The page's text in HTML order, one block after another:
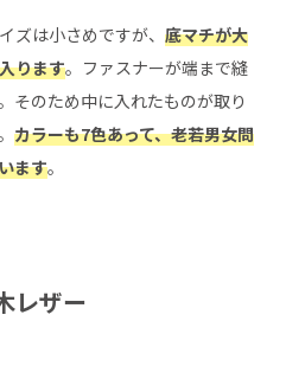
ズは小さめですが、 底マチが大
ります。ファスナーが端まで縫
そのため中に入れたものが取り
カラーも7色あって、老若男女問
ます。
レザー